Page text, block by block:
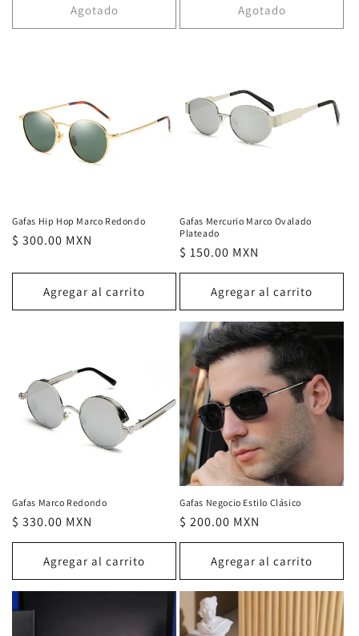
Agotado Agotado
Gafas Hip Hop Marco Redondo
Precio
$ 300.00 MXN
Agregar al carrito
Gafas Mercurio Marco Ovalado
Plateado
Precio
habitual
$ 150.00 MXN
Agregar al carrito
Gafas Marco Redondo
Precio
habitual
$ 330.00 MXN
Agregar al carrito
Gafas Negocio Estilo Clásico
Precio
habitual
$ 200.00 MXN
Agregar al carrito